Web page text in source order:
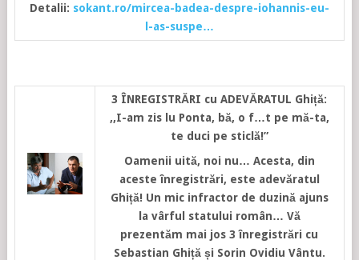
Detalii: sokant.ro/mircea-badea-despre-iohannis-eu-
l-as-suspe…
3 ÎNREGISTRĂRI cu ADEVĂRATUL Ghiță:
,,I-am zis lu Ponta, bă, o f…t pe mă-ta,
te duci pe sticlă!”
Oamenii uită, noi nu… Acesta, din
aceste înregistrări, este adevăratul
Ghiță! Un mic infractor de duzină ajuns
la vârful statului român… Vă
prezentăm mai jos 3 înregistrări cu
Sebastian Ghiță și Sorin Ovidiu Vântu.